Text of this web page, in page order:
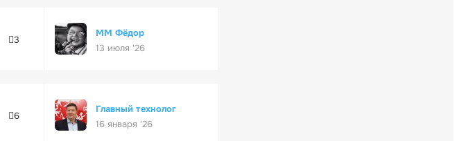
3
ММ Фёдор
13 июля '26
6
Главный технолог
16 января '26